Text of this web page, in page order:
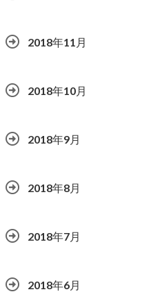
2018年11月
2018年10月
2018年9月
2018年8月
2018年7月
2018年6月